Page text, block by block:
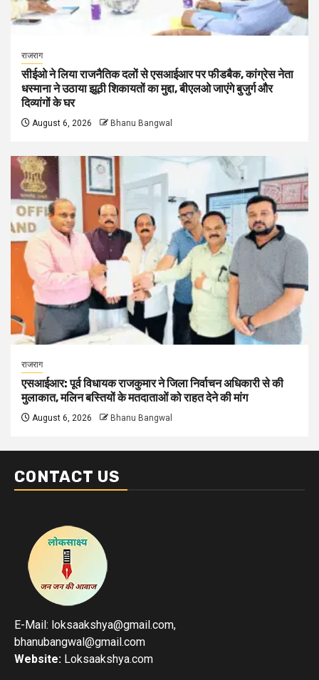
राजराग
सीईओ ने लिया राजनैतिक दलों से एसआईआर पर फीडबैक, कांग्रेस नेता
धस्माना ने उठाया झूठी शिकायतों का मुद्दा, बीएलओ जाएंगे बुजुर्ग और
दिव्यांगों के घर
August 6, 2026 Bhanu Bangwal
राजराग
एसआईआर: पूर्व विधायक राजकुमार ने जिला निर्वाचन अधिकारी से की
मुलाकात, मलिन बस्तियों के मतदाताओं को राहत देने की मांग
August 6, 2026 Bhanu Bangwal
CONTACT US
E-Mail: loksaakshya@gmail.com,
bhanubangwal@gmail.com
Website: Loksaakshya.com